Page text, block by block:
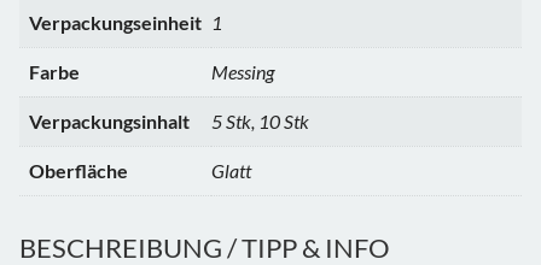
Verpackungseinheit 1
Farbe Messing
Verpackungsinhalt 5 Stk, 10 Stk
Oberfläche Glatt
BESCHREIBUNG / TIPP & INFO